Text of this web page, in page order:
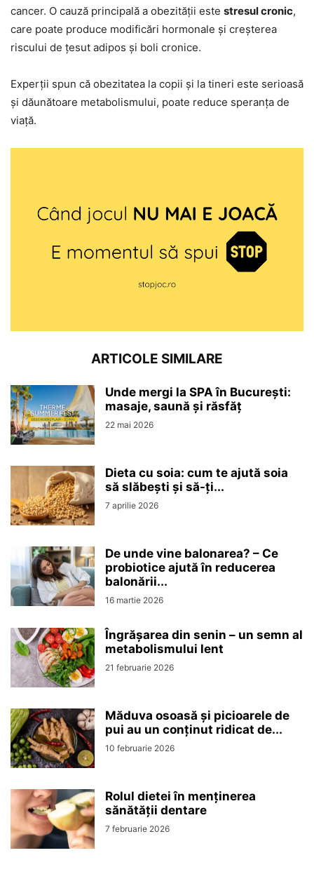
cancer. O cauză principală a obezității este stresul cronic,
care poate produce modificări hormonale și creșterea
riscului de țesut adipos și boli cronice.
Experții spun că obezitatea la copii și la tineri este serioasă
și dăunătoare metabolismului, poate reduce speranța de
viață.
ARTICOLE SIMILARE
Unde mergi la SPA în București:
masaje, saună și răsfăț
22 mai 2026
Dieta cu soia: cum te ajută soia
să slăbești și să-ți...
7 aprilie 2026
De unde vine balonarea? – Ce
probiotice ajută în reducerea
balonării...
16 martie 2026
Îngrășarea din senin – un semn al
metabolismului lent
21 februarie 2026
Măduva osoasă și picioarele de
pui au un conținut ridicat de...
10 februarie 2026
Rolul dietei în menținerea
sănătății dentare
7 februarie 2026